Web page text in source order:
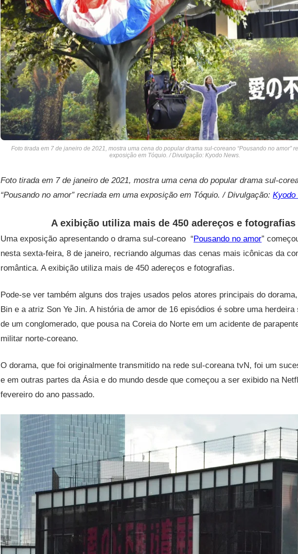
Foto tirada em 7 de janeiro de 2021, mostra uma cena do popular drama sul-coreano “Pousando no amor”
exposição em Tóquio. / Divulgação: Kyodo News.
Foto tirada em 7 de janeiro de 2021, mostra uma cena do popular drama sul-
“Pousando no amor” recriada em uma exposição em Tóquio. / Divulgação:Kyodo
A exibição utiliza mais de 450 adereços e fotografias
Uma exposição apresentando o drama sul-coreano “Pousando no amor”
nesta sexta-feira, 8 de janeiro, recriando algumas das cenas mais icônicas da
romântica.A exibição utiliza mais de 450 adereços e fotografias.
Pode-se ver também alguns dos trajes usados ​​pelos atores principais do
Bin e a atriz Son Ye Jin. A história de amor de 16 episódios é sobre uma herdeira
de um conglomerado, que pousa na Coreia do Norte em um acidente de
militar norte-coreano.
O dorama, que foi originalmente transmitido na rede sul-coreana tvN, foi um
e em outras partes da Ásia e do mundo desde que começou a ser exibido na
fevereiro do ano passado.